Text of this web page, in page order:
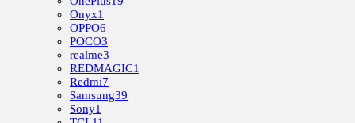
Onyx1
OPPO6
POCO3
realme3
REDMAGIC1
Redmi7
Samsung39
Sony1